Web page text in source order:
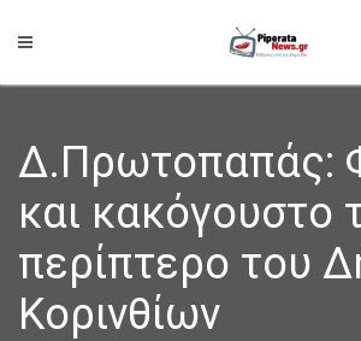
Δ.Πρωτοπαπάς:
και κακόγουστο
περίπτερο του
Κορινθίων